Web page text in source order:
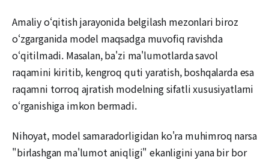
Amaliy oʻqitish jarayonida belgilash mezonlari biroz
oʻzgarganida model maqsadga muvofiq ravishda
o‘qitilmadi. Masalan, ba'zi ma'lumotlarda savol
raqamini kiritib, kengroq quti yaratish, boshqalarda esa
raqamni torroq ajratish modelning sifatli xususiyatlarni
o‘rganishiga imkon bermadi.
Nihoyat, model samaradorligidan ko'ra muhimroq narsa
"birlashgan ma'lumot aniqligi" ekanligini yana bir bor